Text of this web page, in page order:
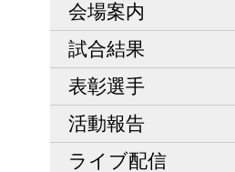
会場案内
試合結果
表彰選手
活動報告
ライブ配信